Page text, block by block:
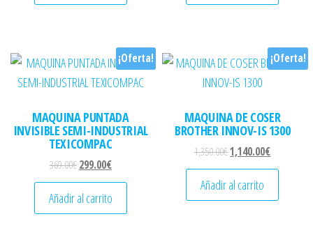
¡Oferta!
MAQUINA PUNTADA
INVISIBLE SEMI-INDUSTRIAL
TEXICOMPAC
369.00€El precio original era: 369.00€.
299.00€El precio actual es: 299.00€.
Añadir al carrito
¡Oferta!
MAQUINA DE COSER
BROTHER INNOV-IS 1300
1,350.00€El precio original era:
1,140.00€El precio
Añadir al carrito